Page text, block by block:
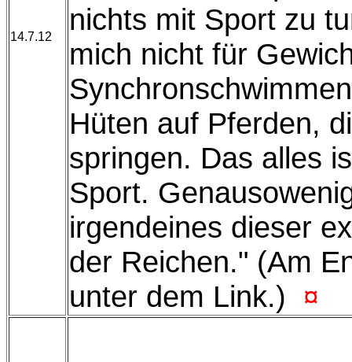
14.7.12
nichts mit Sport zu
mich nicht für
Hüten auf Pferden,
springen. Das alles
Sport.
irgendeines dieser
der Reichen." (Am
unter dem Link.) ¤